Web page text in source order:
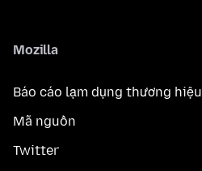
Mozilla
Báo cáo lạm dụng thương hiệu
Mã nguồn
Twitter